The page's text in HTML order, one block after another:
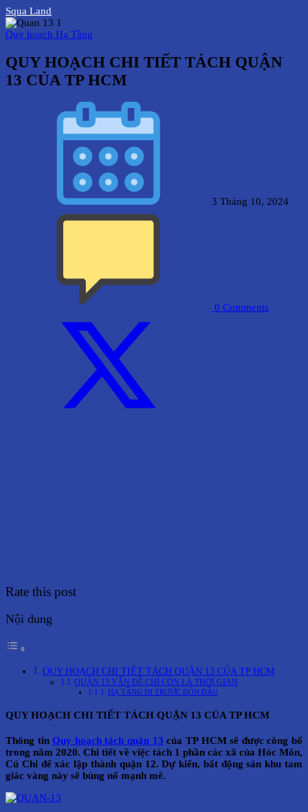
Squa Land
Quy hoạch Hạ Tầng
QUY HOẠCH CHI TIẾT TÁCH QUẬN
13 CỦA TP HCM
3 Tháng 10, 2024
0 Comments
Rate this post
Nội dung
QUY HOẠCH CHI TIẾT TÁCH QUẬN 13 CỦA TP HCM
QUẬN 13 VẤN ĐỀ CHỈ CÒN LÀ THỜI GIAN
HẠ TẦNG ĐI TRƯỚC ĐÓN ĐẦU
QUY HOẠCH CHI TIẾT TÁCH QUẬN 13 CỦA TP HCM
Thông tin Quy hoạch tách quận 13 của TP HCM sẽ được công bố
trong năm 2020. Chi tiết về việc tách 1 phần các xã của Hóc Môn,
Củ Chi để xác lập thành quận 12. Dự kiến, bất động sản khu tam
giác vàng này sẽ bùng nổ mạnh mẽ.